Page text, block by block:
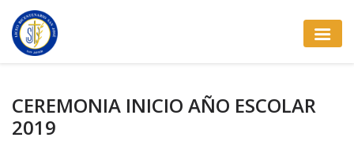
CEREMONIA INICIO AÑO ESCOLAR
2019